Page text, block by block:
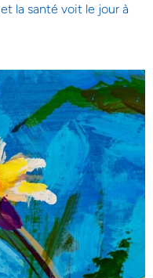
la santé voit le jour à